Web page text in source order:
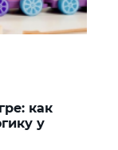
как
у